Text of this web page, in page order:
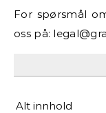
For spørsmål
oss på:
Alt innhold